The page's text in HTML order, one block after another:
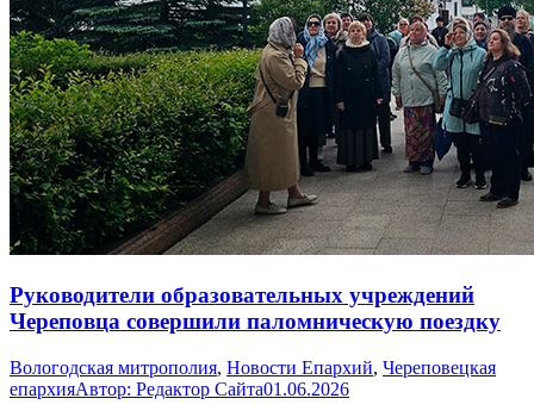
Руководители образовательных учреждений
Череповца совершили паломническую поездку
Вологодская митрополия, Новости Епархий, Череповецкая
епархияАвтор: Редактор Сайта01.06.2026